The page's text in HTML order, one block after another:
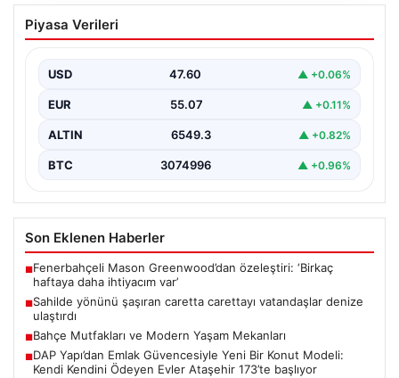
Sahilde yönünü şaşıran caretta
carettayı vatandaşlar denize ulaştırdı
Piyasa Verileri
USD 47.60 ▲ +0.06%
EUR 55.07 ▲ +0.11%
ALTIN 6549.3 ▲ +0.82%
BTC 3074996 ▲ +0.96%
Son Eklenen Haberler
■Fenerbahçeli Mason Greenwood’dan özeleştiri: ‘Birkaç
haftaya daha ihtiyacım var’
■Sahilde yönünü şaşıran caretta carettayı vatandaşlar denize
ulaştırdı
■Bahçe Mutfakları ve Modern Yaşam Mekanları
■DAP Yapı’dan Emlak Güvencesiyle Yeni Bir Konut Modeli:
Kendi Kendini Ödeyen Evler Ataşehir 173’te başlıyor